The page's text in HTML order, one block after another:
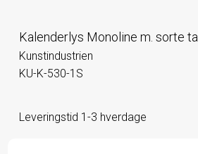
Kalenderlys Monoline m. sorte tal
Kunstindustrien
KU-K-530-1S
Leveringstid 1-3 hverdage